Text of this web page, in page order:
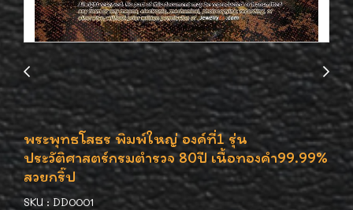
พระพุทธโสธร พิมพ์ใหญ่ องค์ที่1 รุ่น
ประวัติศาสตร์กรมตำรวจ 80ปี เนื้อทองคำ99.99%
สวยกริ๊ป
SKU : DD0001